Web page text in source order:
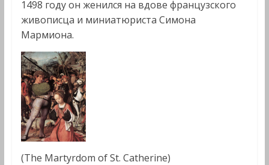
1498 году он женился на вдове французского
живописца и миниатюриста Симона
Мармиона.
(The Martyrdom of St. Catherine)